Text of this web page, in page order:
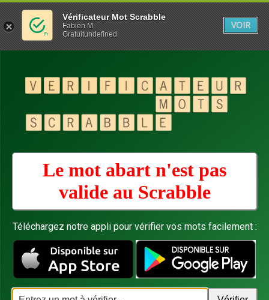
Le mot abart n'est pas
valide au Scrabble
Téléchargez notre appli pour vérifier vos mots facilement :
Vérificateur Mot Scrabble
Fabien M
Gratuitundefined
VOIR